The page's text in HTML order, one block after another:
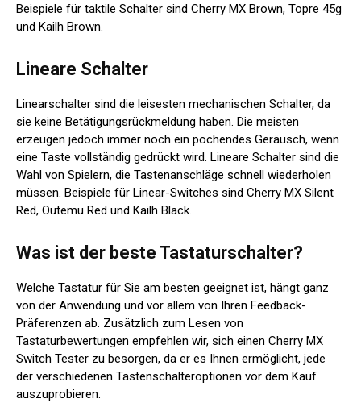
Beispiele für taktile Schalter sind Cherry MX Brown, Topre 45g
und Kailh Brown.
Lineare Schalter
Linearschalter sind die leisesten mechanischen Schalter, da
sie keine Betätigungsrückmeldung haben. Die meisten
erzeugen jedoch immer noch ein pochendes Geräusch, wenn
eine Taste vollständig gedrückt wird. Lineare Schalter sind die
Wahl von Spielern, die Tastenanschläge schnell wiederholen
müssen. Beispiele für Linear-Switches sind Cherry MX Silent
Red, Outemu Red und Kailh Black.
Was ist der beste Tastaturschalter?
Welche Tastatur für Sie am besten geeignet ist, hängt ganz
von der Anwendung und vor allem von Ihren Feedback-
Präferenzen ab. Zusätzlich zum Lesen von
Tastaturbewertungen empfehlen wir, sich einen Cherry MX
Switch Tester zu besorgen, da er es Ihnen ermöglicht, jede
der verschiedenen Tastenschalteroptionen vor dem Kauf
auszuprobieren.